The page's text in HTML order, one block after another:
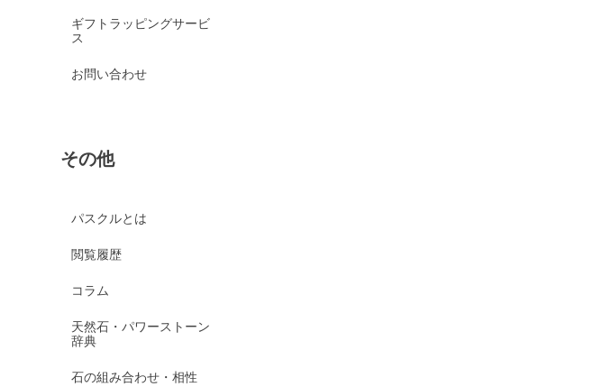
ギフトラッピングサービ
ス
お問い合わせ
その他
パスクルとは
閲覧履歴
コラム
天然石・パワーストーン
辞典
石の組み合わせ・相性